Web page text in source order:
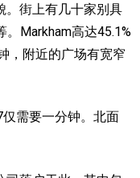
。街上有几十家别具
Markham高达45.1%
，附近的广场有宽窄
需要一分钟。北面